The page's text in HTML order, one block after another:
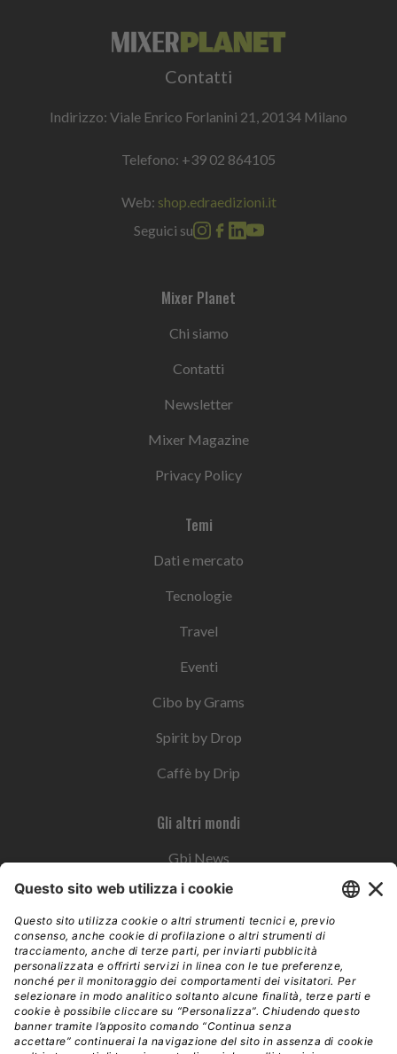
Contatti
Indirizzo: Viale Enrico Forlanini 21, 20134 Milano
Telefono: +39 02 864105
Web: shop.edraedizioni.it
Seguici su
Mixer Planet
Chi siamo
Contatti
Newsletter
Mixer Magazine
Privacy Policy
Temi
Dati e mercato
Tecnologie
Travel
Eventi
Cibo by Grams
Spirit by Drop
Caffè by Drip
Gli altri mondi
Gbi News
Instoremag
Esplora il gruppo
Edra Edizioni
Edizioni LSWR
LSWR Group